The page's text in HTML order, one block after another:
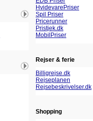
HvidevarePriser
Spil Priser
Pricerunner
Pristjek.dk
MobilPriser
Rejser & ferie
Billigrejse.dk
Rejseplanen
Rejsebeskrivelser.dk
Shopping